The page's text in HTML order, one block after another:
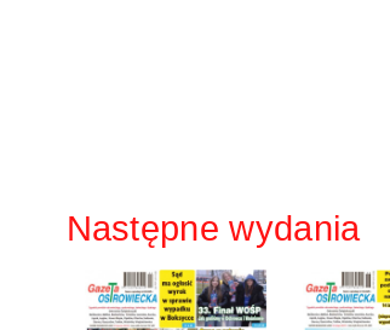
Następne wydania